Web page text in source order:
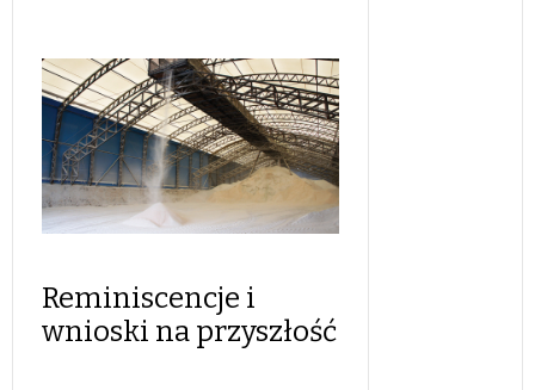
Reminiscencje i
wnioski na przyszłość